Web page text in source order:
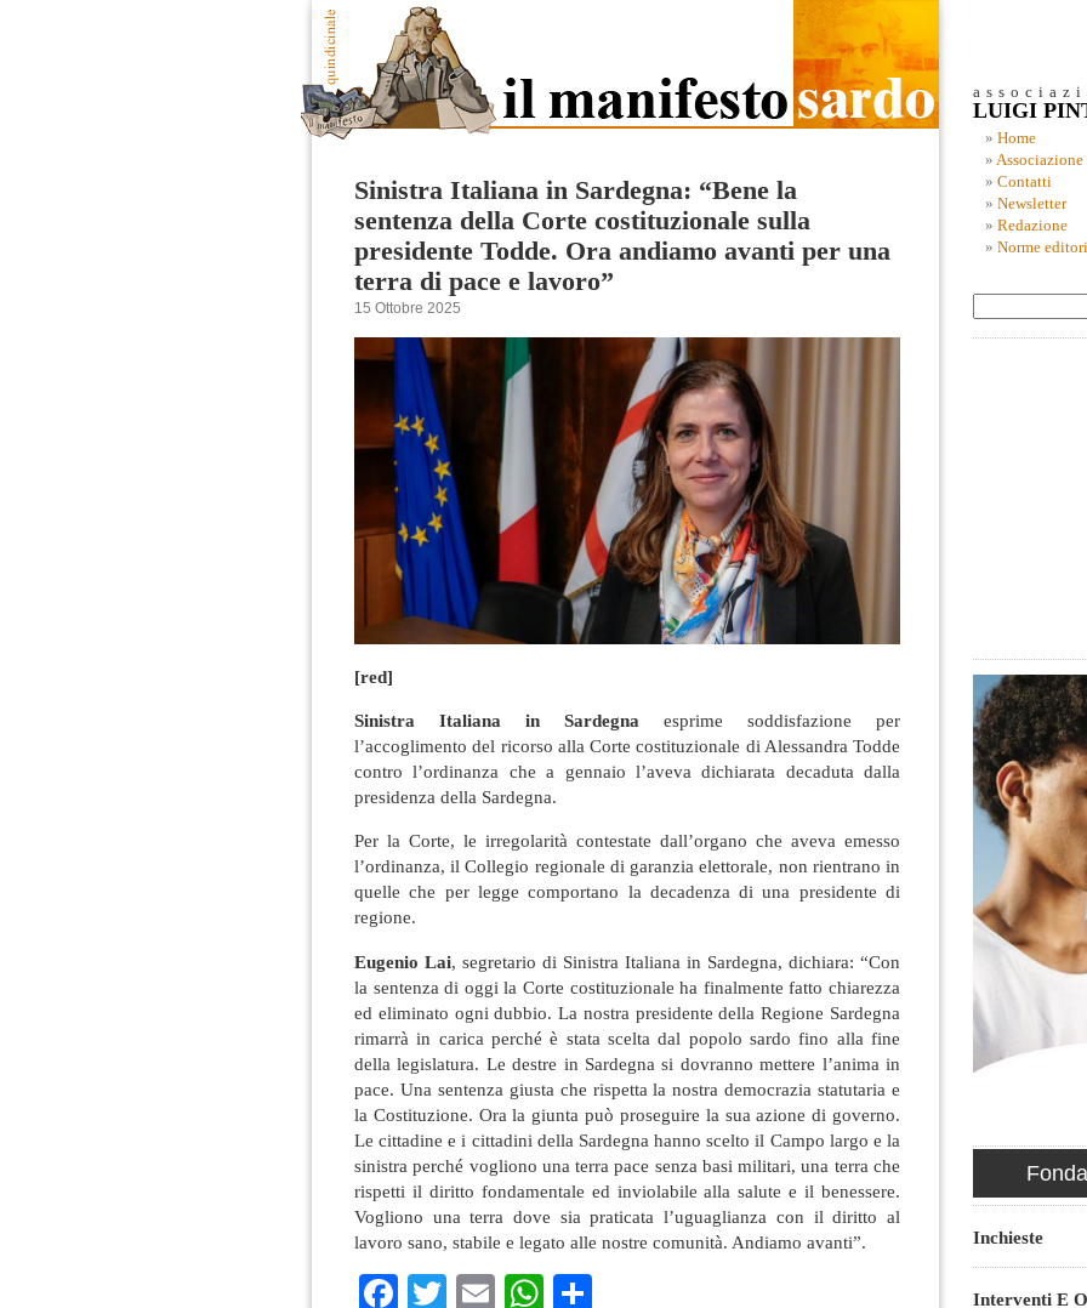
Sinistra Italiana in Sardegna: “Bene la
sentenza della Corte costituzionale sulla
presidente Todde. Ora andiamo avanti per una
terra di pace e lavoro”
15 Ottobre 2025
[red]
Sinistra Italiana in Sardegna esprime soddisfazione per
l’accoglimento del ricorso alla Corte costituzionale di Alessandra Todde
contro l’ordinanza che a gennaio l’aveva dichiarata decaduta dalla
presidenza della Sardegna.
Per la Corte, le irregolarità contestate dall’organo che aveva emesso
l’ordinanza, il Collegio regionale di garanzia elettorale, non rientrano in
quelle che per legge comportano la decadenza di una presidente di
regione.
Eugenio Lai, segretario di Sinistra Italiana in Sardegna, dichiara: “Con
la sentenza di oggi la Corte costituzionale ha finalmente fatto chiarezza
ed eliminato ogni dubbio. La nostra presidente della Regione Sardegna
rimarrà in carica perché è stata scelta dal popolo sardo fino alla fine
della legislatura. Le destre in Sardegna si dovranno mettere l’anima in
pace. Una sentenza giusta che rispetta la nostra democrazia statutaria e
la Costituzione. Ora la giunta può proseguire la sua azione di governo.
Le cittadine e i cittadini della Sardegna hanno scelto il Campo largo e la
sinistra perché vogliono una terra pace senza basi militari, una terra che
rispetti il diritto fondamentale ed inviolabile alla salute e il benessere.
Vogliono una terra dove sia praticata l’uguaglianza con il diritto al
lavoro sano, stabile e legato alle nostre comunità. Andiamo avanti”.
Facebook
TwitterEmailWhatsApp
LUIGI
Home
Associazione
Contatti
Newsletter
Redazione
Norme
Inchieste
Interventi E